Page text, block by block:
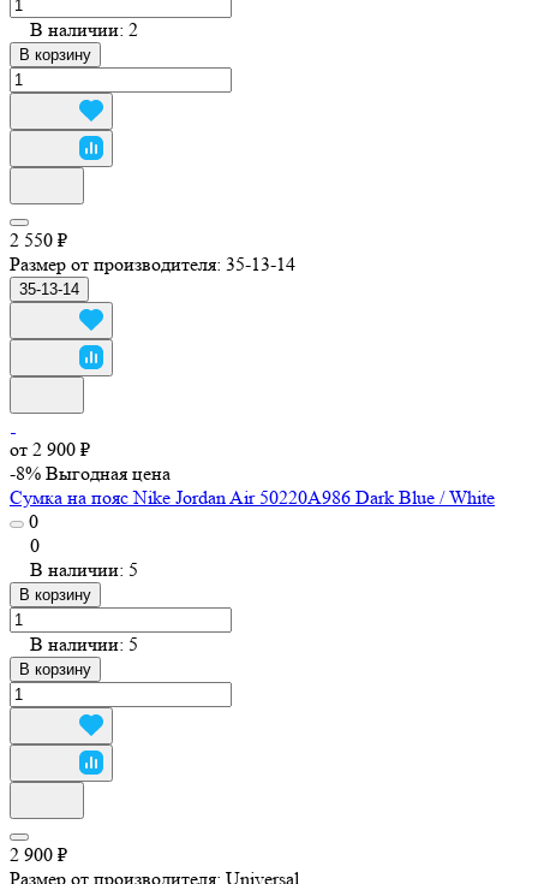
В наличии: 2
В корзину
2 550 ₽
Размер от производителя: 35-13-14
35-13-14
от 2 900 ₽
-8% Выгодная цена
Сумка на пояс Nike Jordan Air 50220A986 Dark Blue / White
0
0
В наличии: 5
В корзину
В наличии: 5
В корзину
2 900 ₽
Размер от производителя: Universal